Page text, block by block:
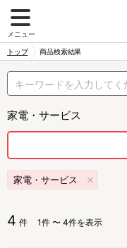
メニュー
トップ 商品検索結果
家電・サービス
家電・サービス
4 件 1件 〜 4件を表示